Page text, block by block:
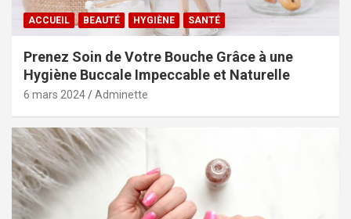
ACCUEIL BEAUTÉ HYGIÈNE SANTÉ
Prenez Soin de Votre Bouche Grâce à une
Hygiène Buccale Impeccable et Naturelle
6 mars 2024 Adminette